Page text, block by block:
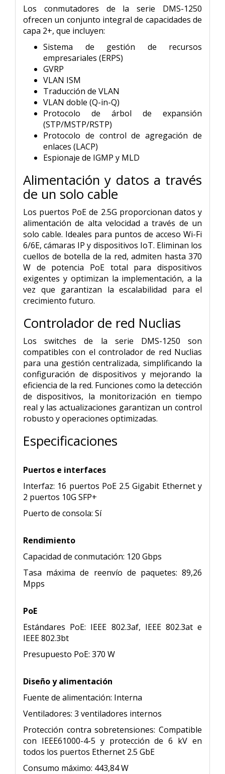
Los conmutadores de la serie DMS-1250
ofrecen un conjunto integral de capacidades de
capa 2+, que incluyen:
Sistema de gestión de recursos
empresariales (ERPS)
GVRP
VLAN ISM
Traducción de VLAN
VLAN doble (Q-in-Q)
Protocolo de árbol de expansión
(STP/MSTP/RSTP)
Protocolo de control de agregación de
enlaces (LACP)
Espionaje de IGMP y MLD
Alimentación y datos a través
de un solo cable
Los puertos PoE de 2.5G proporcionan datos y
alimentación de alta velocidad a través de un
solo cable. Ideales para puntos de acceso Wi-Fi
6/6E, cámaras IP y dispositivos IoT. Eliminan los
cuellos de botella de la red, admiten hasta 370
W de potencia PoE total para dispositivos
exigentes y optimizan la implementación, a la
vez que garantizan la escalabilidad para el
crecimiento futuro.
Controlador de red Nuclias
Los switches de la serie DMS-1250 son
compatibles con el controlador de red Nuclias
para una gestión centralizada, simplificando la
configuración de dispositivos y mejorando la
eficiencia de la red. Funciones como la detección
de dispositivos, la monitorización en tiempo
real y las actualizaciones garantizan un control
robusto y operaciones optimizadas.
Especificaciones
Puertos e interfaces
Interfaz: 16 puertos PoE 2.5 Gigabit Ethernet y
2 puertos 10G SFP+
Puerto de consola: Sí
Rendimiento
Capacidad de conmutación: 120 Gbps
Tasa máxima de reenvío de paquetes: 89,26
Mpps
PoE
Estándares PoE: IEEE 802.3af, IEEE 802.3at e
IEEE 802.3bt
Presupuesto PoE: 370 W
Diseño y alimentación
Fuente de alimentación: Interna
Ventiladores: 3 ventiladores internos
Protección contra sobretensiones: Compatible
con IEEE61000-4-5 y protección de 6 kV en
todos los puertos Ethernet 2.5 GbE
Consumo máximo: 443,84 W